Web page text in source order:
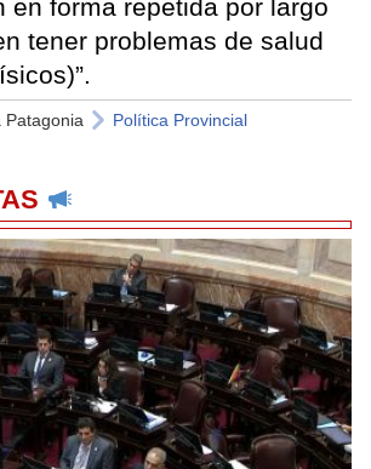
en forma repetida por largo
tener problemas de salud
Patagonia Política Provincial